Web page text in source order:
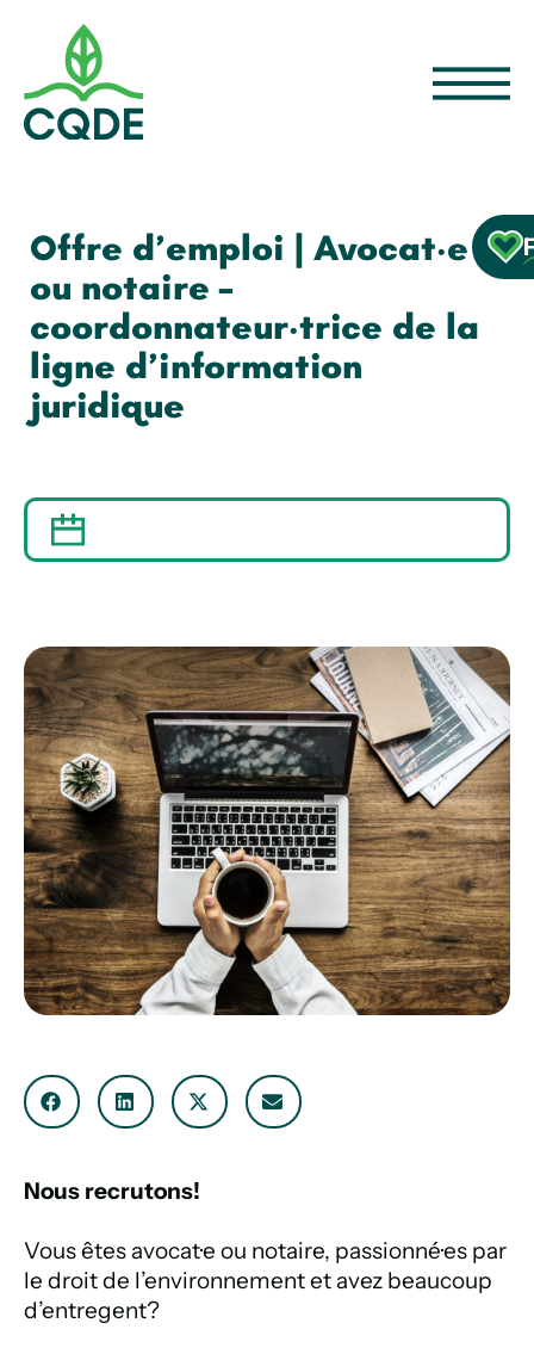
Offre d’emploi | Avocat·e
ou notaire –
coordonnateur·trice de la
ligne d’information
juridique
Nous recrutons!
Vous êtes avocat·e ou notaire, passionné·es par
le droit de l’environnement et avez beaucoup
d’entregent?